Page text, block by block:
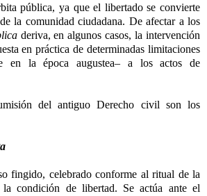
pública, ya que el libertado se convierte
la comunidad ciudadana. De afectar a los
deriva, en algunos casos, la intervención
en práctica de determinadas limitaciones
en la época augustea– a los actos de
del antiguo Derecho civil son los
fingido, celebrado conforme al ritual de la
condición de libertad. Se actúa ante el